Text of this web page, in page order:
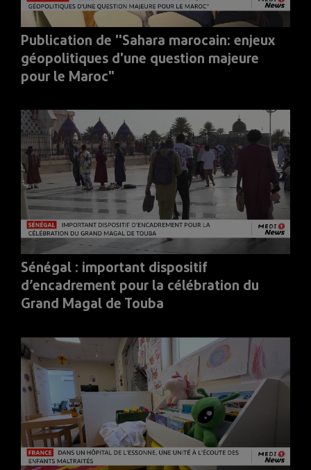
Publication de ''Sahara marocain: enjeux
géopolitiques d'une question majeure
pour le Maroc"
Sénégal : important dispositif
d’encadrement pour la célébration du
Grand Magal de Touba